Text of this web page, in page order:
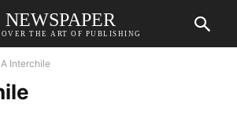
NEWSPAPER
THE ART OF PUBLISHING
Interchile